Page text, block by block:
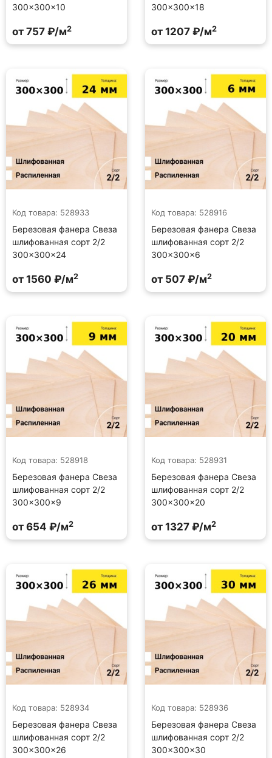
300×300×10
от 757 ₽/м2
300×300×18
от 1207 ₽/м2
Код товара: 528933
Березовая фанера Свеза
шлифованная сорт 2/2
300×300×24
от 1560 ₽/м2
Код товара: 528916
Березовая фанера Свеза
шлифованная сорт 2/2
300×300×6
от 507 ₽/м2
Код товара: 528918
Березовая фанера Свеза
шлифованная сорт 2/2
300×300×9
от 654 ₽/м2
Код товара: 528931
Березовая фанера Свеза
шлифованная сорт 2/2
300×300×20
от 1327 ₽/м2
Код товара: 528934
Березовая фанера Свеза
шлифованная сорт 2/2
300×300×26
Код товара: 528936
Березовая фанера Свеза
шлифованная сорт 2/2
300×300×30